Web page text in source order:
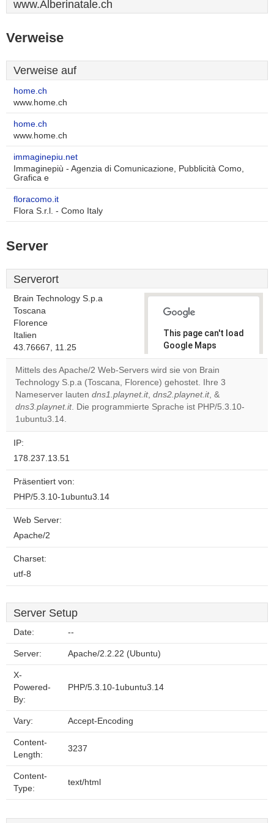
www.Alberinatale.ch
Verweise
Verweise auf
home.ch
www.home.ch
home.ch
www.home.ch
immaginepiu.net
Immaginepiù - Agenzia di Comunicazione, Pubblicità Como,
Grafica e
floracomo.it
Flora S.r.l. - Como Italy
Server
Serverort
Brain Technology S.p.a
Toscana
Florence
Italien
43.76667, 11.25
This page can't load
Google Maps
correctly.
Do you
own this
website?
Mittels des Apache/2 Web-Servers wird sie von Brain
Technology S.p.a (Toscana, Florence) gehostet. Ihre 3
Nameserver lauten dns1.playnet.it, dns2.playnet.it, &
dns3.playnet.it. Die programmierte Sprache ist PHP/5.3.10-
1ubuntu3.14.
IP:
178.237.13.51
Präsentiert von:
PHP/5.3.10-1ubuntu3.14
Web Server:
Apache/2
Charset:
utf-8
Server Setup
Date: --
Server: Apache/2.2.22 (Ubuntu)
X-
Powered-
By:
PHP/5.3.10-1ubuntu3.14
Vary: Accept-Encoding
Content-
Length:
3237
Content-
Type:
text/html